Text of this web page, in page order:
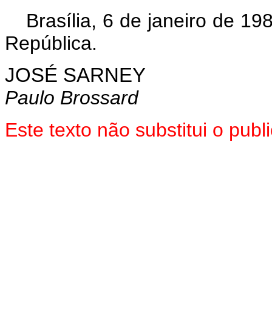
Brasília, 6 de janeiro de
República.
JOSÉ SARNEY
Paulo Brossard
Este texto não substitui o